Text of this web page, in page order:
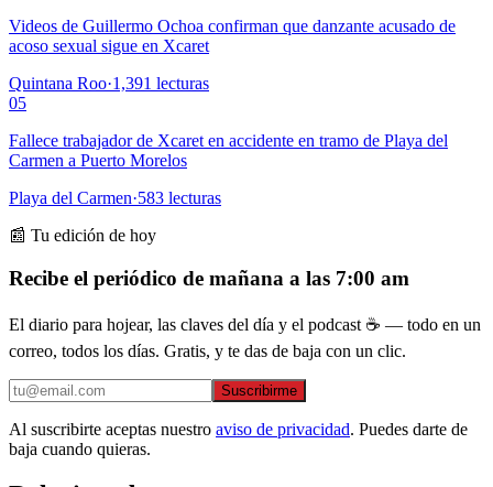
Videos de Guillermo Ochoa confirman que danzante acusado de
acoso sexual sigue en Xcaret
Quintana Roo·1,391 lecturas
05
Fallece trabajador de Xcaret en accidente en tramo de Playa del
Carmen a Puerto Morelos
Playa del Carmen·583 lecturas
📰 Tu edición de hoy
Recibe el periódico de mañana a las 7:00 am
El diario para hojear, las claves del día y el podcast ☕ — todo en un
correo, todos los días. Gratis, y te das de baja con un clic.
Suscribirme
Al suscribirte aceptas nuestro aviso de privacidad. Puedes darte de
baja cuando quieras.